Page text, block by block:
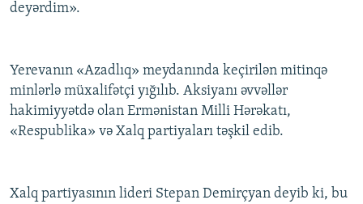
deyərdim».
Yerevanın «Azadlıq» meydanında keçirilən mitinqə
minlərlə müxalifətçi yığılıb. Aksiyanı əvvəllər
hakimiyyətdə olan Ermənistan Milli Hərəkatı,
«Respublika» və Xalq partiyaları təşkil edib.
Xalq partiyasının lideri Stepan Demirçyan deyib ki, bu